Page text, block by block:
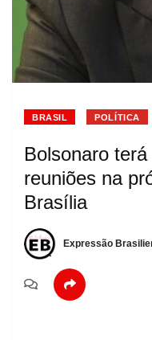
BRASIL POLÍTICA
Bolsonaro
reuniões na
Brasília
Expressão